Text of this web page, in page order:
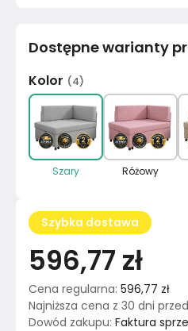
Szybka dostawa
596,77 zł
Cena regularna: 596,77 zł
Najniższa cena z 30 dni
Dowód zakupu: Faktura
Dostępne warianty
Kolor (4)
Szary Różowy